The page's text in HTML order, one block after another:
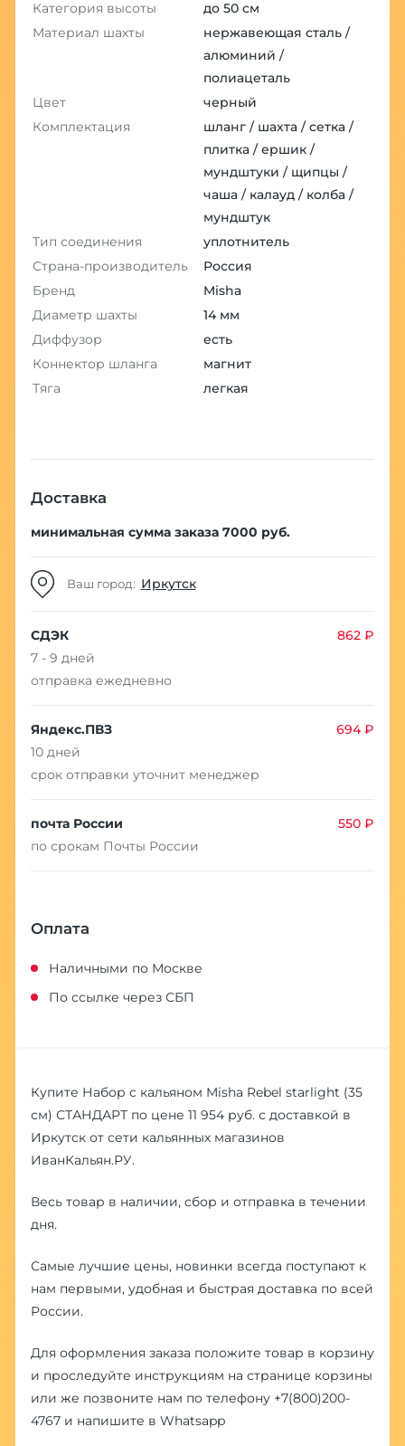
Категория высоты
до 50 см
Материал шахты
нержавеющая сталь /
алюминий /
полиацеталь
Цвет
черный
Комплектация
шланг / шахта / сетка /
плитка / ершик /
мундштуки / щипцы /
чаша / калауд / колба /
мундштук
Тип соединения
уплотнитель
Страна-производитель
Россия
Бренд
Misha
Диаметр шахты
14 мм
Диффузор
есть
Коннектор шланга
магнит
Тяга
легкая
Доставка
минимальная сумма заказа 7000 руб.
Ваш город: Иркутск
СДЭК
862 ₽
7 - 9 дней
отправка ежедневно
Яндекс.ПВЗ
694 ₽
10 дней
срок отправки уточнит менеджер
почта России
550 ₽
по срокам Почты России
Оплата
Наличными по Москве
По ссылке через СБП
Купите Набор с кальяном Misha Rebel starlight (35
см) СТАНДАРТ по цене 11 954 руб. с доставкой в
Иркутск от сети кальянных магазинов
ИванКальян.РУ.
Весь товар в наличии, сбор и отправка в течении
дня.
Самые лучшие цены, новинки всегда поступают к
нам первыми, удобная и быстрая доставка по всей
России.
Для оформления заказа положите товар в корзину
и проследуйте инструкциям на странице корзины
или же позвоните нам по телефону +7(800)200-
4767и напишите в Whatsapp